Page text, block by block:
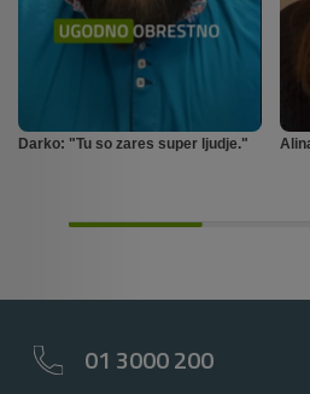
Darko: "Tu so zares super ljudje."
01 3000 200